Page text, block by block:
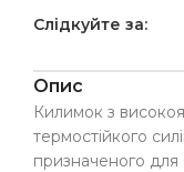
Слідкуйте за:
Опис
Килимок з
термостійкого
призначеного для